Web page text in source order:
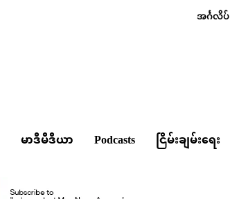
အင်္ဂလိပ်
မာဒီမီဒီယာ Podcasts ငြိမ်းချမ်းရေး